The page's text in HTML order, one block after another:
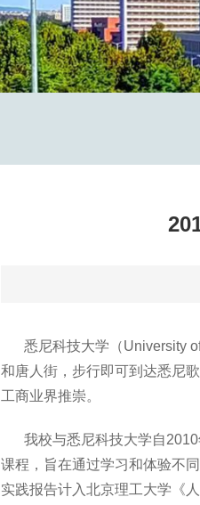
悉尼科技大学（University
和唐人街，步行即可到达悉尼
工商业界推崇。
我校与悉尼科技大学自2010
课程，旨在通过学习和体验不
实践报告计入北京理工大学《